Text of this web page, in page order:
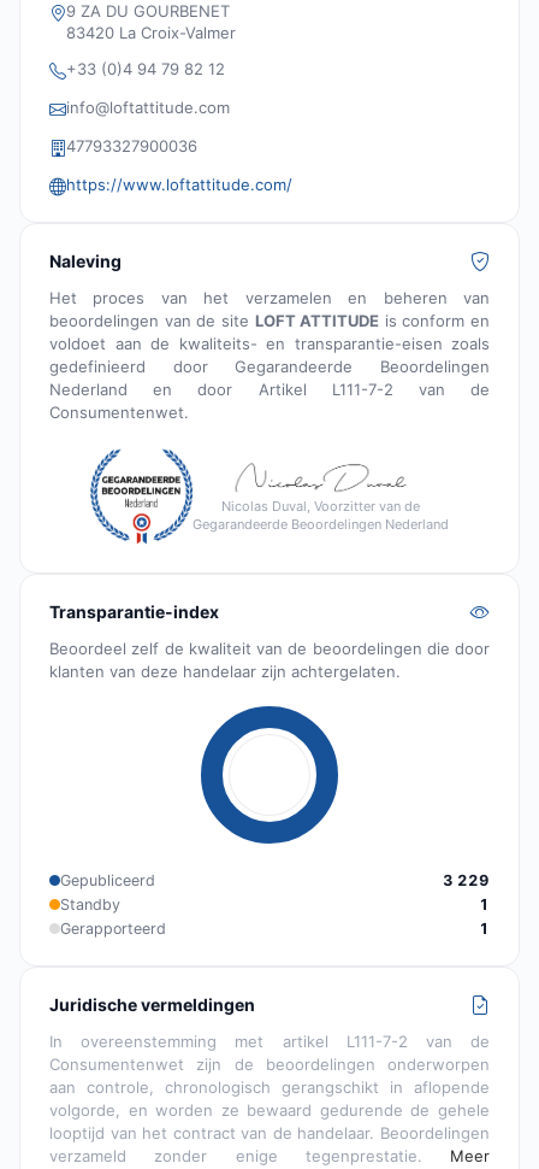
9 ZA DU GOURBENET
83420 La Croix-Valmer
+33 (0)4 94 79 82 12
info@loftattitude.com
47793327900036
https://www.loftattitude.com/
Naleving
Het proces van het verzamelen en beheren van
beoordelingen van de site LOFT ATTITUDE is conform en
voldoet aan de kwaliteits- en transparantie-eisen zoals
gedefinieerd door Gegarandeerde Beoordelingen
Nederland en door Artikel L111-7-2 van de
Consumentenwet.
Nicolas Duval, Voorzitter van de
Gegarandeerde Beoordelingen Nederland
Transparantie-index
Beoordeel zelf de kwaliteit van de beoordelingen die door
klanten van deze handelaar zijn achtergelaten.
Gepubliceerd
3 229
Standby
1
Gerapporteerd
1
Juridische vermeldingen
In overeenstemming met artikel L111-7-2 van de
Consumentenwet zijn de beoordelingen onderworpen
aan controle, chronologisch gerangschikt in aflopende
volgorde, en worden ze bewaard gedurende de gehele
looptijd van het contract van de handelaar. Beoordelingen
verzameld zonder enige tegenprestatie. Meer